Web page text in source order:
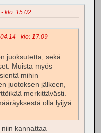
klo: 15.02
- klo: 17.09
juoksutetta, sekä
Muista myös
mihin
juotoksen jälkeen,
merkittävästi.
olla lyijyä
kannattaa